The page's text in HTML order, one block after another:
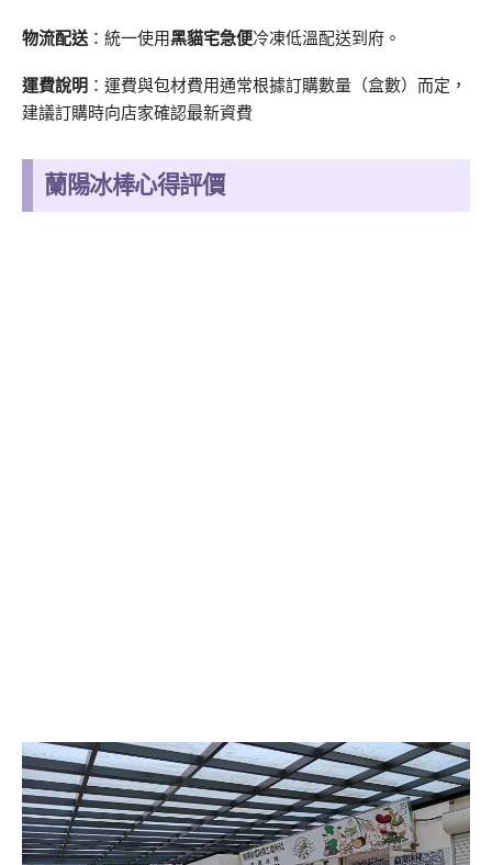
物流配送 ：統一使用黑貓宅急便冷凍低溫配送到府。
運費說明 ：運費與包材費用通常根據訂購數量（盒數）而定，
建議訂購時向店家確認最新資費
蘭陽冰棒心得評價